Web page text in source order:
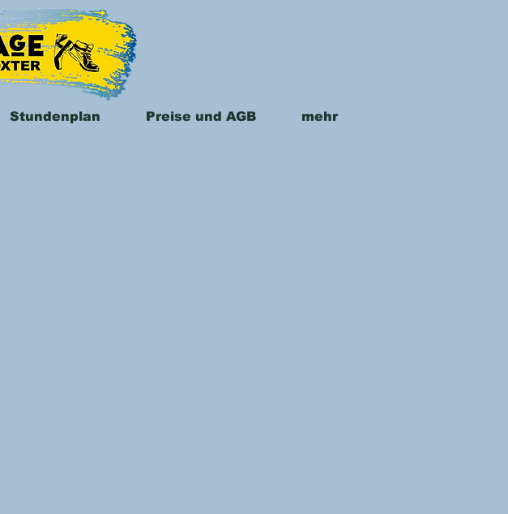
Stundenplan Preise und AGB mehr